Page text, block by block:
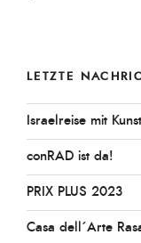
LETZTE
Israelreise mit
conRAD ist da!
PRIX PLUS 2023
Casa dell´Arte